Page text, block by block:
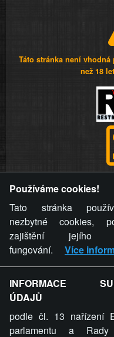
Táto stránka není vhodná
než 18
videa a komentáře.
stránky týče, ani osoba,
stránku, nemůže z
komentáře pro výše
provozovateli stránky
ZVRÁCENÝ.CZ -
Používáme cookies!
Tato stránka
nezbytné cookies,
zajištění jejího
fungování.
Více
INFORMACE
ÚDAJŮ
podle čl. 13 nařízení
parlamentu a